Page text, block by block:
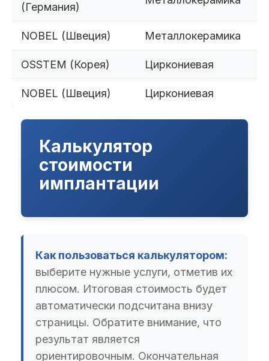
(Германия)
NOBEL (Швеция) Металлокерамика
OSSTEM (Корея) Циркониевая
NOBEL (Швеция) Циркониевая
Калькулятор
стоимости
имплантации
Как пользоваться калькулятором:
выберите нужные услуги, отметив их
плюсом. Итоговая стоимость будет
автоматически подсчитана внизу
страницы. Обратите внимание, что
результат является
ориентировочным. Окончательная